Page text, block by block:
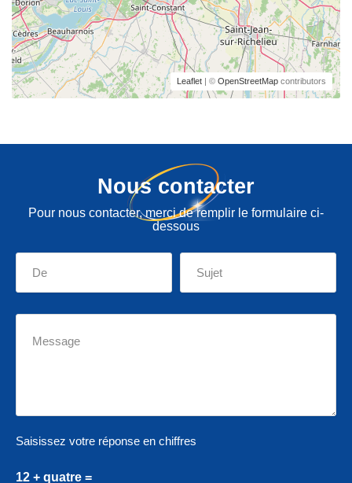
Leaflet | © OpenStreetMap contributors
Nous contacter
Pour nous contacter, merci de remplir le formulaire ci-
dessous
Saisissez votre réponse en chiffres
12 + quatre =